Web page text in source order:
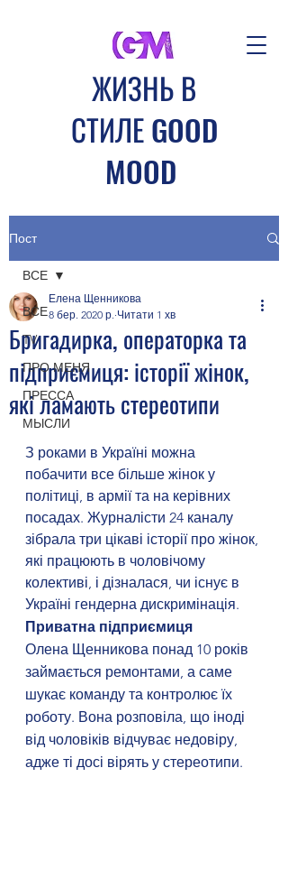
​ЖИЗНЬ В
СТИЛЕ GOOD
MOOD
Авторские туры и
клуба GOOD MOOD
Создавай свое настроение
вместе с нами
Пост
ВСЕ
TV
ПРО МЕНЯ
ПРЕССА
МЫСЛИ
ВСЕ
Бригадирка, операторка та
підприємиця: історії жінок,
які ламають стереотипи
Елена Щенникова
8 бер. 2020 р. Читати 1 хв
З роками в Україні можна
побачити все більше жінок у
політиці, в армії та на керівних
посадах. Журналісти 24 каналу
зібрала три цікаві історії про жінок,
які працюють в чоловічому
колективі, і дізналася, чи існує в
Україні гендерна дискримінація.
Приватна підприємиця
Олена Щенникова понад 10 років
займається ремонтами, а саме
шукає команду та контролює їх
роботу. Вона розповіла, що іноді
від чоловіків відчуває недовіру,
адже ті досі вірять у стереотипи.